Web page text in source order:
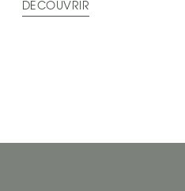
DÉCOUVRIR